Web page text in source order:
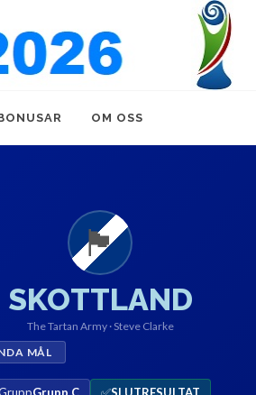
OM OSS
🏴󠁧󠁢󠁳󠁣󠁴󠁿
SKOTTLAND
The Tartan Army · Steve Clarke
MÅL